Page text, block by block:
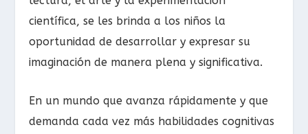
científica, se les brinda a los niños la
oportunidad de desarrollar y expresar su
imaginación de manera plena y significativa.
En un mundo que avanza rápidamente y que
demanda cada vez más habilidades cognitivas